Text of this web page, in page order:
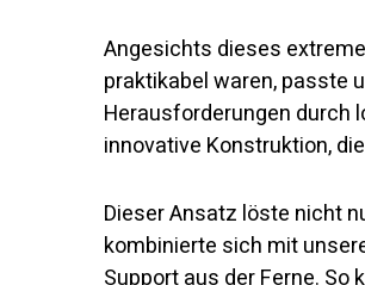
Angesichts dieses
praktikabel waren, passte
Herausforderungen durch
innovative Konstruktion,
Dieser Ansatz löste nicht
kombinierte sich mit